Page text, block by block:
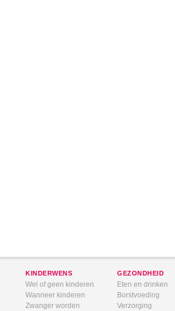
KINDERWENS
Wel of geen kinderen
Wanneer kinderen
Zwanger worden
GEZONDHEID
Eten en drinken
Borstvoeding
Verzorging